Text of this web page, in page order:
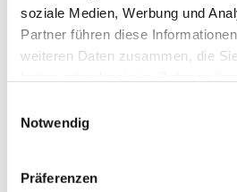
soziale Medien, Werbung und
Partner führen diese
weiteren Daten zusammen, die
Notwendig
PräferenzenDies könnte